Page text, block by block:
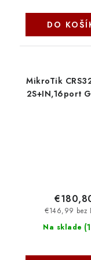
DO
MikroTik
2S+IN,16port
Na sklade (
€146,99 bez